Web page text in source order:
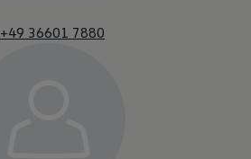
+49 36601 7880